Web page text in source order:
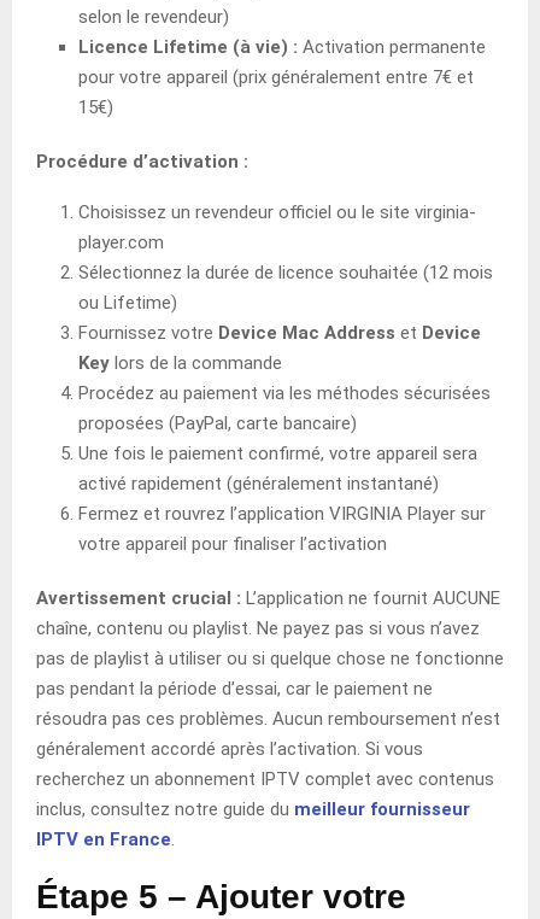
selon le revendeur)
Licence Lifetime (à vie) : Activation permanente
pour votre appareil (prix généralement entre 7€ et
15€)
Procédure d’activation :
Choisissez un revendeur officiel ou le site virginia-
player.com
Sélectionnez la durée de licence souhaitée (12 mois
ou Lifetime)
Fournissez votre Device Mac Address et Device
Key lors de la commande
Procédez au paiement via les méthodes sécurisées
proposées (PayPal, carte bancaire)
Une fois le paiement confirmé, votre appareil sera
activé rapidement (généralement instantané)
Fermez et rouvrez l’application VIRGINIA Player sur
votre appareil pour finaliser l’activation
Avertissement crucial : L’application ne fournit AUCUNE
chaîne, contenu ou playlist. Ne payez pas si vous n’avez
pas de playlist à utiliser ou si quelque chose ne fonctionne
pas pendant la période d’essai, car le paiement ne
résoudra pas ces problèmes. Aucun remboursement n’est
généralement accordé après l’activation. Si vous
recherchez un abonnement IPTV complet avec contenus
inclus, consultez notre guide du meilleur fournisseur
IPTV en France.
Étape 5 – Ajouter votre